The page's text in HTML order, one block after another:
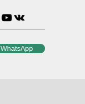
WhatsApp